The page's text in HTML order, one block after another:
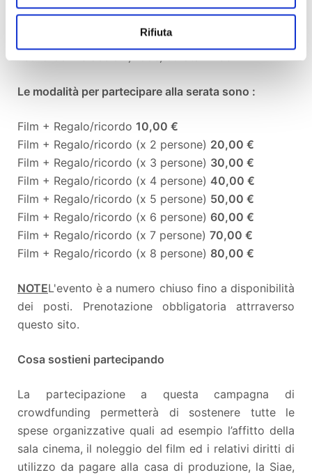
Rifiuta
partecipanti con unfantastico premio in palio!
avrà inizio la proiezione
Le modalità per partecipare alla serata sono :
Film + Regalo/ricordo 10,00 €
Film + Regalo/ricordo (x 2 persone) 20,00 €
Film + Regalo/ricordo (x 3 persone) 30,00 €
Film + Regalo/ricordo (x 4 persone) 40,00 €
Film + Regalo/ricordo (x 5 persone) 50,00 €
Film + Regalo/ricordo (x 6 persone) 60,00 €
Film + Regalo/ricordo (x 7 persone) 70,00 €
Film + Regalo/ricordo (x 8 persone) 80,00 €
NOTEL'evento è a numero chiuso fino a disponibilità
dei posti. Prenotazione obbligatoria attrraverso
questo sito.
Cosa sostieni partecipando
La partecipazione a questa campagna di
crowdfunding permetterà di sostenere tutte le
spese organizzative quali ad esempio l’affitto della
sala cinema, il noleggio del film ed i relativi diritti di
utilizzo da pagare alla casa di produzione, la Siae,